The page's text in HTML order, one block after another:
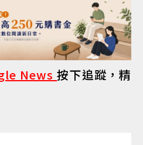
News按下追蹤，精